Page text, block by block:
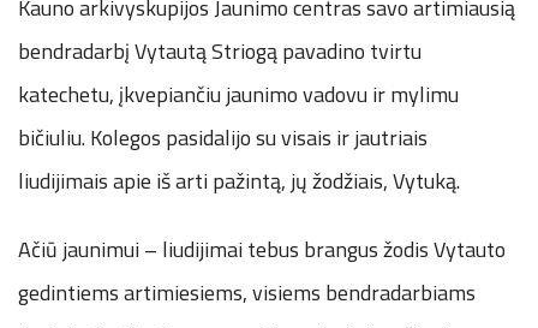
Kauno arkivyskupijos Jaunimo centras savo artimiausią
bendradarbį Vytautą Striogą pavadino tvirtu
katechetu, įkvepiančiu jaunimo vadovu ir mylimu
bičiuliu. Kolegos pasidalijo su visais ir jautriais
liudijimais apie iš arti pažintą, jų žodžiais, Vytuką.
Ačiū jaunimui – liudijimai tebus brangus žodis Vytauto
gedintiems artimiesiems, visiems bendradarbiams